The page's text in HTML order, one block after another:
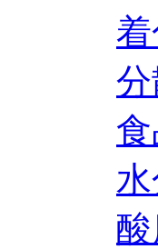
着
分